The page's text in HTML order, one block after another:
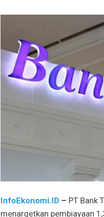
InfoEkonomi.ID – PT Bank
menargetkan pembiayaan